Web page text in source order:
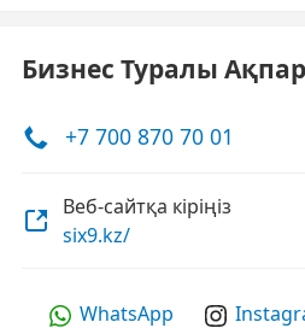
Бизнес Туралы
+7 700 870 70 01
Веб-сайтқа кіріңіз
six9.kz/
WhatsApp